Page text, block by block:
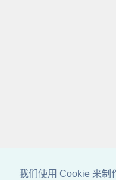
我们使用 Cookie 来制